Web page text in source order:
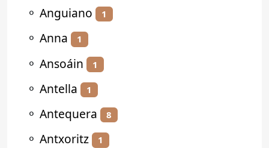
⚬ Anguiano 1
⚬ Anna 1
⚬ Ansoáin 1
⚬ Antella 1
⚬ Antequera 8
⚬ Antxoritz 1